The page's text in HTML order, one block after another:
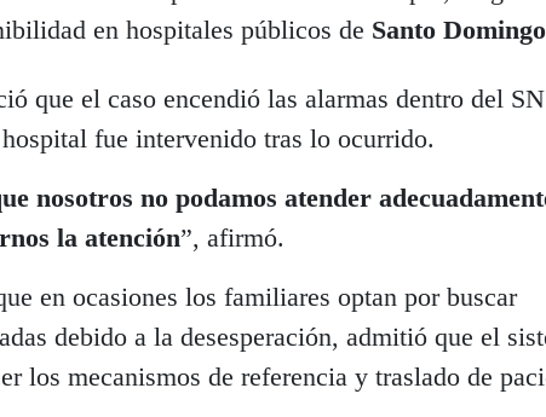
en hospitales públicos de Santo Domingo
que el caso encendió las alarmas dentro del
fue intervenido tras lo ocurrido.
nosotros no podamos atender
la atención”, afirmó.
en ocasiones los familiares optan por buscar
debido a la desesperación, admitió que el
los mecanismos de referencia y traslado de